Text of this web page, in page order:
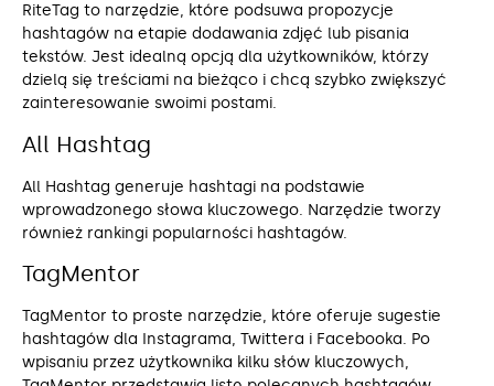
RiteTag to narzędzie, które podsuwa propozycje
hashtagów na etapie dodawania zdjęć lub pisania
tekstów. Jest idealną opcją dla użytkowników, którzy
dzielą się treściami na bieżąco i chcą szybko zwiększyć
zainteresowanie swoimi postami.
All Hashtag
All Hashtag generuje hashtagi na podstawie
wprowadzonego słowa kluczowego. Narzędzie tworzy
również rankingi popularności hashtagów.
TagMentor
TagMentor to proste narzędzie, które oferuje sugestie
hashtagów dla Instagrama, Twittera i Facebooka. Po
wpisaniu przez użytkownika kilku słów kluczowych,